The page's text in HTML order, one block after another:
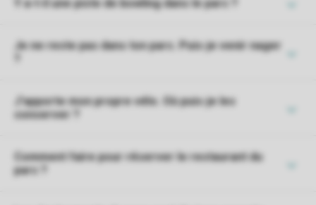
Y a-t-il une piste de bowling dans le parc ?
Je ne reste pas dans ton parc. Puis-je venir nager
J'apporte mon propre vélo. Où puis-je les
conserver ?
Comment faire pour réserver le restaurant du
parc ?